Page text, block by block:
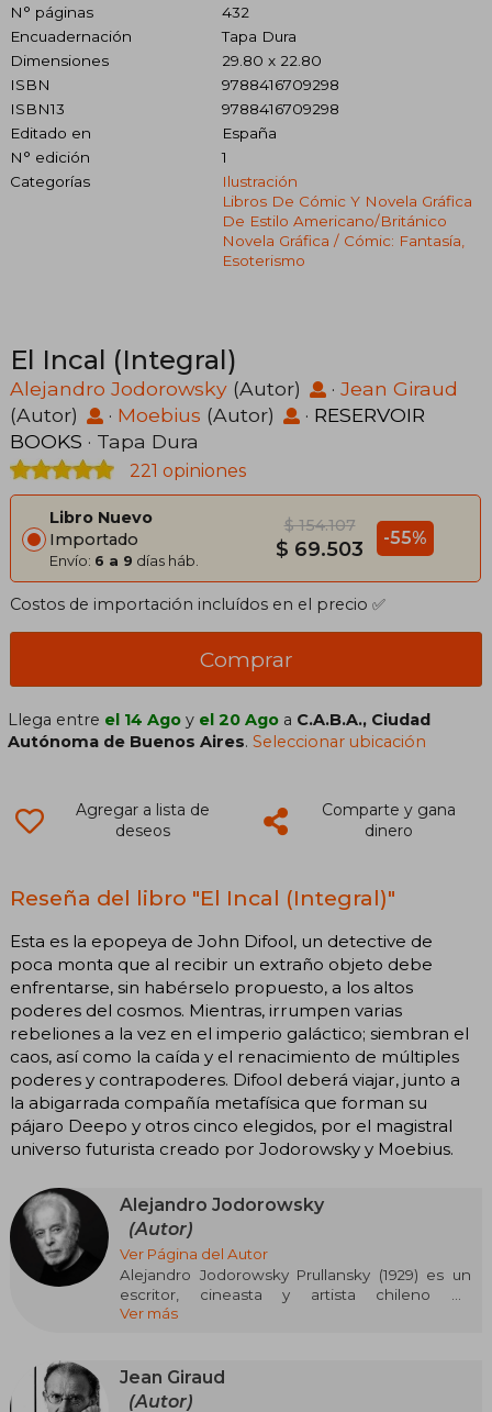
N° páginas
432
Encuadernación
Tapa Dura
Dimensiones
29.80 x 22.80
ISBN
9788416709298
ISBN13
9788416709298
Editado en
España
N° edición
1
Categorías
Ilustración
Libros De Cómic Y Novela Gráfica
De Estilo Americano/británico
Novela Gráfica / Cómic: Fantasía,
Esoterismo
El Incal (Integral)
Alejandro Jodorowsky (Autor) · Jean Giraud
(Autor)
· Moebius (Autor) · RESERVOIR
BOOKS · Tapa Dura
221 opiniones
Libro Nuevo
Importado
Envío: 6 a 9 días háb.
$ 154.107
$ 69.503 -55%
Costos de importación incluídos en el precio ✅
Comprar
Llega entre el 14 Ago y el 20 Ago a C.A.B.A., Ciudad
Autónoma de Buenos Aires.Seleccionar ubicación
Agregar a lista de
deseos
Comparte y gana
dinero
Reseña del libro "El Incal (Integral)"
Esta es la epopeya de John Difool, un detective de
poca monta que al recibir un extraño objeto debe
enfrentarse, sin habérselo propuesto, a los altos
poderes del cosmos. Mientras, irrumpen varias
rebeliones a la vez en el imperio galáctico; siembran el
caos, así como la caída y el renacimiento de múltiples
poderes y contrapoderes. Difool deberá viajar, junto a
la abigarrada compañía metafísica que forman su
pájaro Deepo y otros cinco elegidos, por el magistral
universo futurista creado por Jodorowsky y Moebius.
Alejandro Jodorowsky
(Autor)
Ver Página del Autor
Alejandro Jodorowsky Prullansky (1929) es un
escritor, cineasta y artista chileno de
ascendencia judío-ucraniana y nacionalidad
Entre sus ocupaciones encontramos una gran
cantidad de trabajos en ámbitos como la
Ver más
Jean Giraud
(Autor)